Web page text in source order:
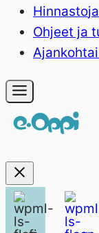
Hinnasto
Ohjeet ja